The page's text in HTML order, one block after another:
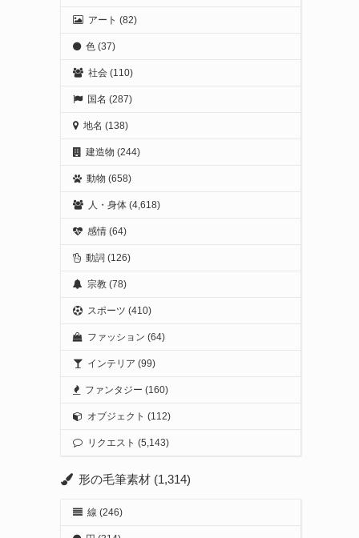
アート (82)
色 (37)
社会 (110)
国名 (287)
地名 (138)
建造物 (244)
動物 (658)
人・身体 (4,618)
感情 (64)
動詞 (126)
宗教 (78)
スポーツ (410)
ファッション (64)
インテリア (99)
ファンタジー (160)
オブジェクト (112)
リクエスト (5,143)
形の毛筆素材 (1,314)
線 (246)